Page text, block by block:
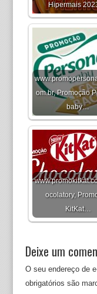
Hipermais
om.br, Promoção
baby…
ocolatory,
KitKat…
Deixe um
O seu endereço de
obrigatórios são